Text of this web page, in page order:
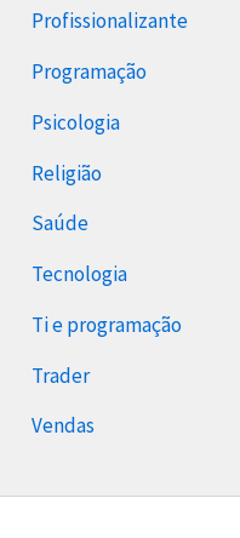
Profissionalizante
Programação
Psicologia
Religião
Saúde
Tecnologia
Ti e programação
Trader
Vendas